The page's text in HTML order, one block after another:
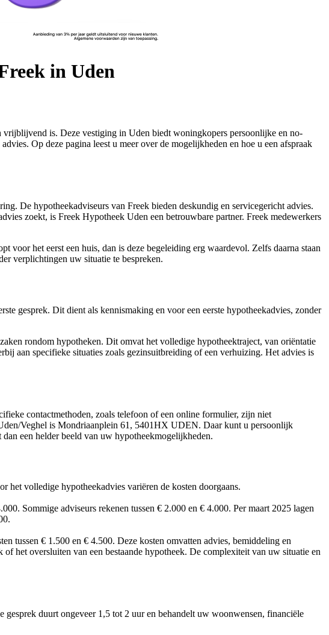
in Uden
is. Deze vestiging in Uden biedt woningkopers persoonlijke en no-
Op deze pagina leest u meer over de mogelijkheden en hoe u een afspraak
De hypotheekadviseurs van Freek bieden deskundig en servicegericht advies.
zoekt, is Freek Hypotheek Uden een betrouwbare partner. Freek medewerkers
het eerst een huis, dan is deze begeleiding erg waardevol. Zelfs daarna staan
verplichtingen uw situatie te bespreken.
gesprek. Dit dient als kennismaking en voor een eerste hypotheekadvies, zonder
rondom hypotheken. Dit omvat het volledige hypotheektraject, van oriëntatie
aan specifieke situaties zoals gezinsuitbreiding of een verhuizing. Het advies is
contactmethoden, zoals telefoon of een online formulier, zijn niet
Veghel is Mondriaanplein 61, 5401HX UDEN. Daar kunt u persoonlijk
een helder beeld van uw hypotheekmogelijkheden.
volledige hypotheekadvies variëren de kosten doorgaans.
Sommige adviseurs rekenen tussen € 2.000 en € 4.000. Per maart 2025 lagen
tussen € 1.500 en € 4.500. Deze kosten omvatten advies, bemiddeling en
het oversluiten van een bestaande hypotheek. De complexiteit van uw situatie en
gesprek duurt ongeveer 1,5 tot 2 uur en behandelt uw woonwensen, financiële